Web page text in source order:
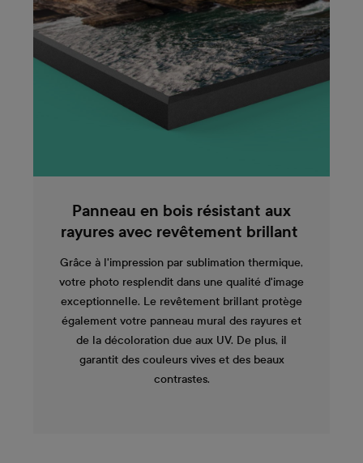
Panneau en bois résistant aux
rayures avec revêtement brillant
Grâce à l'impression par sublimation thermique,
votre photo resplendit dans une qualité d'image
exceptionnelle. Le revêtement brillant protège
également votre panneau mural des rayures et
de la décoloration due aux UV. De plus, il
garantit des couleurs vives et des beaux
contrastes.